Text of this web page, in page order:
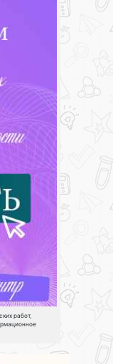
работ,